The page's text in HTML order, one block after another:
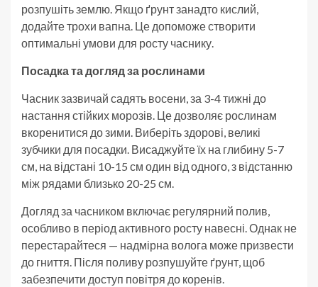
розпушіть землю. Якщо ґрунт занадто кислий,
додайте трохи вапна. Це допоможе створити
оптимальні умови для росту часнику.
Посадка та догляд за рослинами
Часник зазвичай садять восени, за 3-4 тижні до
настання стійких морозів. Це дозволяє рослинам
вкоренитися до зими. Виберіть здорові, великі
зубчики для посадки. Висаджуйте їх на глибину 5-7
см, на відстані 10-15 см один від одного, з відстанню
між рядами близько 20-25 см.
Догляд за часником включає регулярний полив,
особливо в період активного росту навесні. Однак не
перестарайтеся — надмірна волога може призвести
до гниття. Після поливу розпушуйте ґрунт, щоб
забезпечити доступ повітря до коренів.